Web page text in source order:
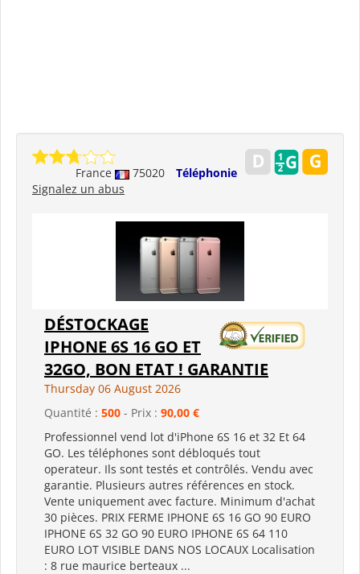
France 75020
Téléphonie
Signalez un abus
DÉSTOCKAGE
IPHONE 6S 16 GO ET
32GO, BON ETAT ! GARANTIE
Thursday 06 August 2026
Quantité : 500 - Prix : 90,00 €
Professionnel vend lot d'iPhone 6S 16 et 32 Et 64
GO. Les téléphones sont débloqués tout
operateur. Ils sont testés et contrôlés. Vendu avec
garantie. Plusieurs autres références en stock.
Vente uniquement avec facture. Minimum d'achat
30 pièces. PRIX FERME IPHONE 6S 16 GO 90 EURO
IPHONE 6S 32 GO 90 EURO IPHONE 6S 64 110
EURO LOT VISIBLE DANS NOS LOCAUX Localisation
: 8 rue maurice berteaux ...